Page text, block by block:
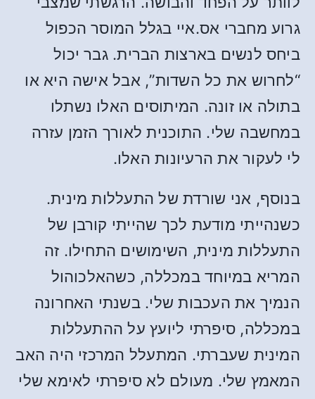
גרוע מחברי אס.איי בגלל המוסר הכפול
ביחס לנשים בארצות הברית. גבר יכול
“לחרוש את כל השדות”, אבל אישה היא או
בתולה או זונה. המיתוסים האלו נשתלו
במחשבה שלי. התוכנית לאורך הזמן עזרה
לי לעקור את הרעיונות האלו.
בנוסף, אני שורדת של התעללות מינית.
כשנהייתי מודעת לכך שהייתי קורבן של
התעללות מינית, השימושים התחילו. זה
המריא במיוחד במכללה, כשהאלכוהול
הנמיך את העכבות שלי. בשנתי האחרונה
במכללה, סיפרתי ליועץ על ההתעללות
המינית שעברתי. המתעלל המרכזי היה האב
המאמץ שלי. מעולם לא סיפרתי לאימא שלי